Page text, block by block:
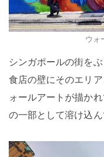
ウォ
シンガポールの街を
食店の壁にそのエリ
ォールアートが描か
の一部として溶け込ん